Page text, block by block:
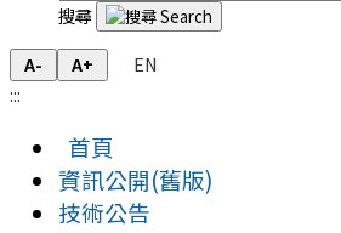
搜尋
A- A+
EN
:::
首頁
資訊公開(舊版)
技術公告